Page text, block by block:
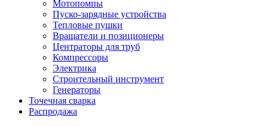
Мотопомпы
Пуско-зарядные устройства
Тепловые пушки
Вращатели и позиционеры
Центраторы для труб
Компрессоры
Электрика
Строительный инструмент
Генераторы
Точечная сварка
Распродажа